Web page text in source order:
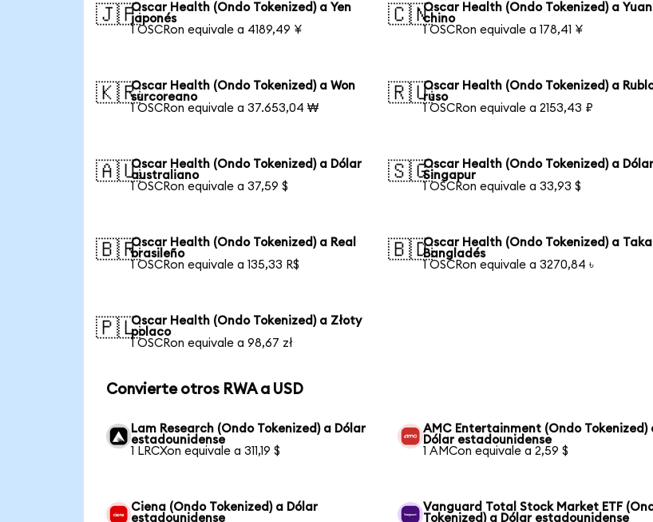
🇯🇵Oscar Health (Ondo Tokenized) a Yen
japonés
1 OSCRon equivale a 4189,49 ¥
🇨🇳Oscar Health (Ondo Tokenized) a Yuan
chino
1 OSCRon equivale a 178,41 ¥
🇰🇷Oscar Health (Ondo Tokenized) a Won
surcoreano
1 OSCRon equivale a 37.653,04 ₩
🇷🇺Oscar Health (Ondo Tokenized) a
ruso
1 OSCRon equivale a 2153,43 ₽
🇦🇺Oscar Health (Ondo Tokenized) a Dólar
australiano
1 OSCRon equivale a 37,59 $
🇸🇬Oscar Health (Ondo Tokenized) a
Singapur
1 OSCRon equivale a 33,93 $
🇧🇷Oscar Health (Ondo Tokenized) a Real
brasileño
1 OSCRon equivale a 135,33 R$
🇧🇩Oscar Health (Ondo Tokenized) a
Bangladés
1 OSCRon equivale a 3270,84 ৳
🇵🇱Oscar Health (Ondo Tokenized) a Złoty
polaco
1 OSCRon equivale a 98,67 zł
Convierte otros RWA a USD
Lam Research (Ondo Tokenized) a Dólar
estadounidense
1 LRCXon equivale a 311,19 $
AMC Entertainment (Ondo Tokenized)
Dólar estadounidense
1 AMCon equivale a 2,59 $
Ciena (Ondo Tokenized) a Dólar
estadounidense
Vanguard Total Stock Market ETF
Tokenized) a Dólar estadounidense